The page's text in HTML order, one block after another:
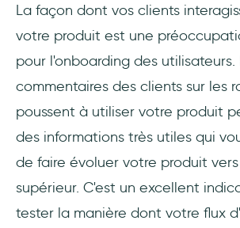
La façon dont vos clients
votre produit est une
pour l'onboarding des utilisateurs.
commentaires des clients sur les
poussent à utiliser votre produit
des informations très utiles qui
de faire évoluer votre produit
supérieur. C'est un excellent
tester la manière dont votre flux